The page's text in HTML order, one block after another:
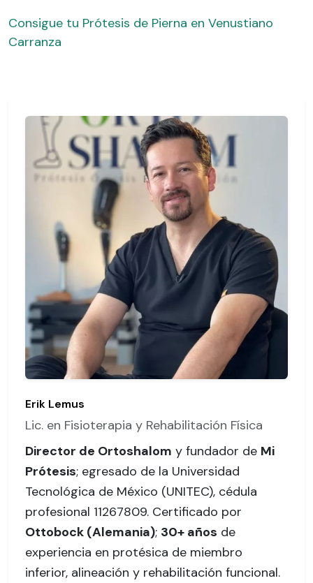
Consigue tu Prótesis de Pierna en Venustiano
Carranza
Erik Lemus
Lic. en Fisioterapia y Rehabilitación Física
Director de Ortoshalom y fundador de Mi
Prótesis; egresado de la Universidad
Tecnológica de México (UNITEC), cédula
profesional 11267809. Certificado por
Ottobock (Alemania); 30+ años de
experiencia en protésica de miembro
inferior, alineación y rehabilitación funcional.